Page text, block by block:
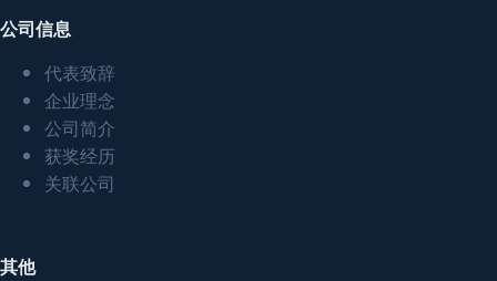
公司信息
代表致辞
企业理念
公司简介
获奖经历
关联公司
其他